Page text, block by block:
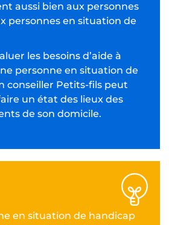
aussi bien aux personnes
personnes en situation de
les besoins d’aide à
personne en situation de
conseiller Petits-fils peut
un état des lieux des
de son domicile.
en situation de handicap